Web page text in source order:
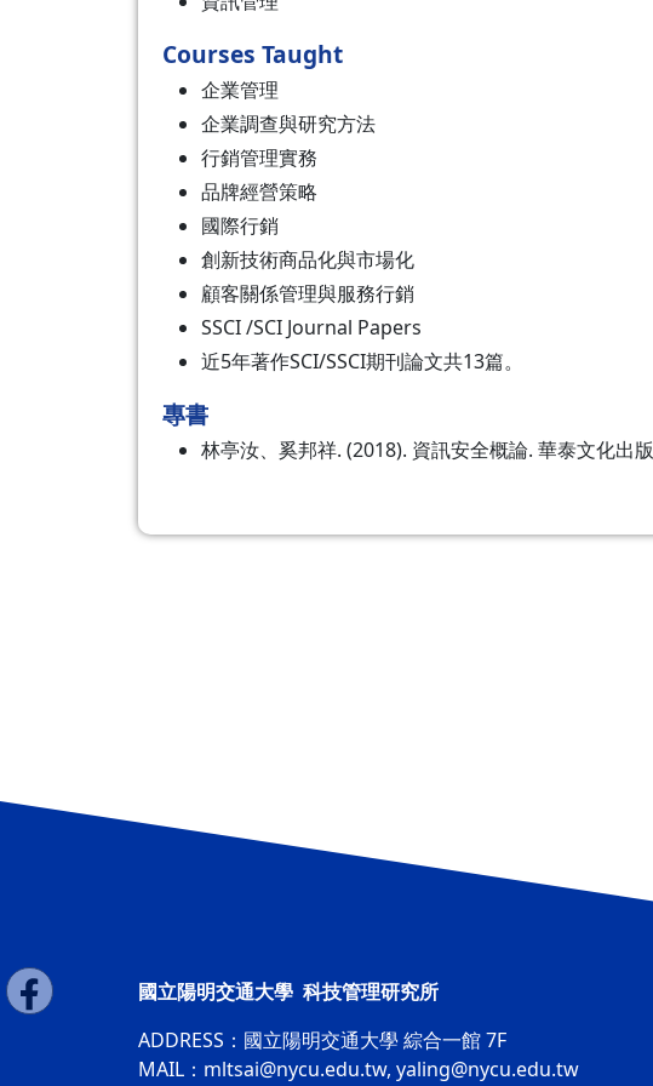
Courses Taught
企業管理
企業調查與研究方法
行銷管理實務
品牌經營策略
國際行銷
創新技術商品化與市場化
顧客關係管理與服務行銷
SSCI /SCI Journal Papers
近5年著作SCI/SSCI期刊論文共13篇。
專書
林亭汝、奚邦祥. (2018). 資訊安全概論. 華泰文化出版
國立陽明交通大學 科技管理研究所
ADDRESS： 國立陽明交通大學 綜合一館 7F
MAIL： mltsai@nycu.edu.tw, yaling@nycu.edu.tw